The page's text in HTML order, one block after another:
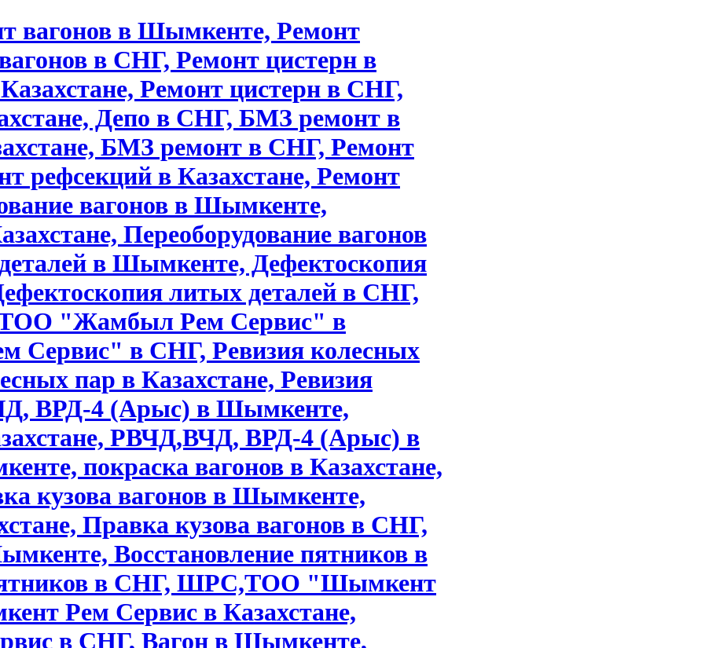
вагонов в Шымкенте, Ремонт
в СНГ, Ремонт цистерн в
Ремонт цистерн в СНГ,
Депо в СНГ, БМЗ ремонт в
БМЗ ремонт в СНГ, Ремонт
рефсекций в Казахстане, Ремонт
вагонов в Шымкенте,
Переоборудование вагонов
в Шымкенте, Дефектоскопия
литых деталей в СНГ,
"Жамбыл Рем Сервис" в
Сервис" в СНГ, Ревизия колесных
пар в Казахстане, Ревизия
ВРД-4 (Арыс) в Шымкенте,
РВЧД,ВЧД, ВРД-4 (Арыс) в
покраска вагонов в Казахстане,
кузова вагонов в Шымкенте,
Правка кузова вагонов в СНГ,
Восстановление пятников в
пятников в СНГ, ШРС,ТОО "Шымкент
Рем Сервис в Казахстане,
в СНГ, Вагон в Шымкенте,